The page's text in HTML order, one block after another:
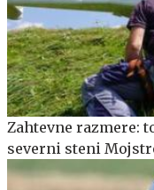
Zahtevne razmere:
severni steni